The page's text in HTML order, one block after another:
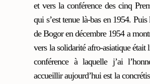
et vers la conférence des cinq
qui s’est tenue là-bas en 1954.
de Bogor en décembre 1954 a
vers la solidarité afro-asiatique était
conférence à laquelle j’ai
accueillir aujourd’hui est la